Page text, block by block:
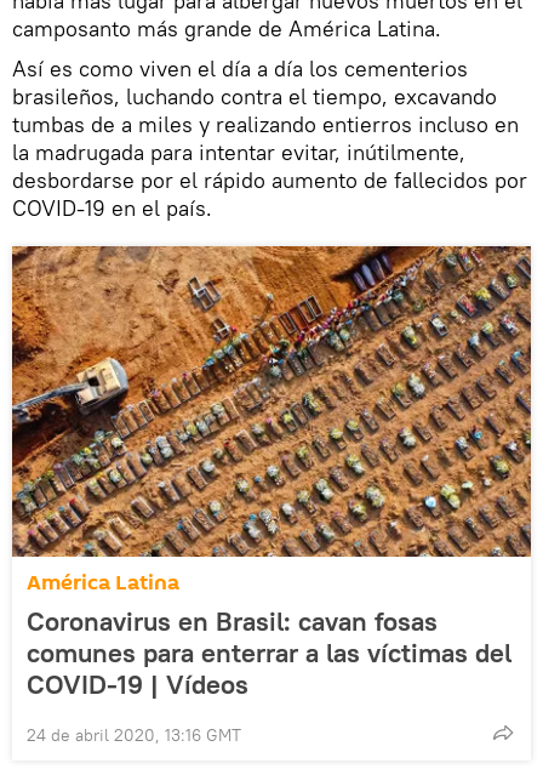
camposanto más grande de América Latina.
Así es como viven el día a día los cementerios
brasileños, luchando contra el tiempo, excavando
tumbas de a miles y realizando entierros incluso en
la madrugada para intentar evitar, inútilmente,
desbordarse por el rápido aumento de fallecidos por
COVID-19 en el país.
América Latina
Coronavirus en Brasil: cavan fosas
comunes para enterrar a las víctimas del
COVID-19 | Vídeos
24 de abril 2020, 13:16 GMT